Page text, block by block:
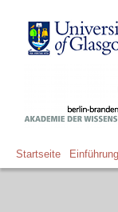
Startseite Einführung